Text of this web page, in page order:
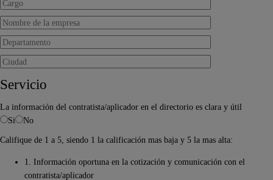
Servicio
La información del contratista/aplicador en el directorio es clara y útil
Si
No
Califique de 1 a 5, siendo 1 la calificación mas baja y 5 la mas alta:
1. Información oportuna en la cotización y comunicación con el
contratista/aplicador